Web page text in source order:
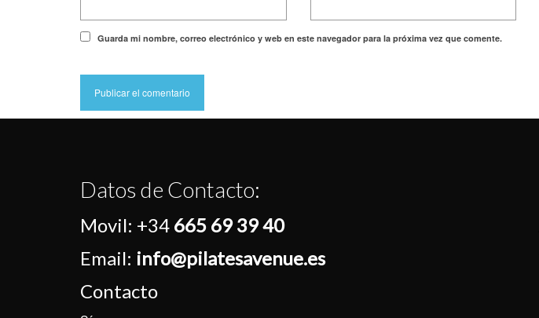
Guarda mi nombre, correo electrónico y web en este navegador para la próxima vez que comente.
Datos de Contacto:
Movil: +34 665 69 39 40
Email: info@pilatesavenue.es
Contacto